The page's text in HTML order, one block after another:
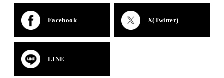
Facebook X(Twitter)
LINE